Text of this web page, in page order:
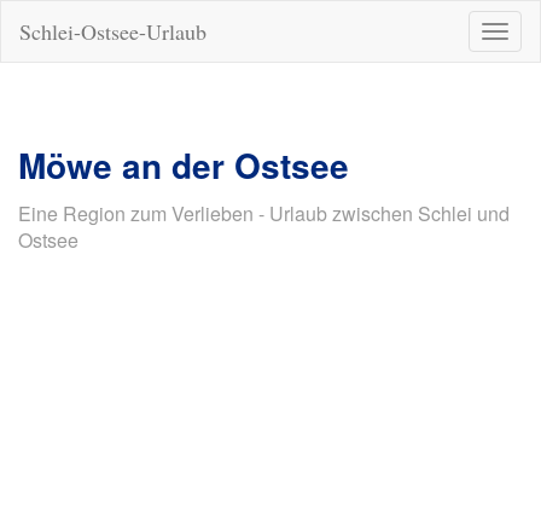
ein-/
Schlei-Ostsee-Urlaub
Möwe an der Ostsee
Eine Region zum Verlieben - Urlaub zwischen Schlei und
Ostsee